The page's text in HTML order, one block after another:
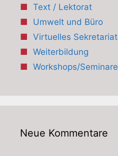
Text / Lektorat
Umwelt und Büro
Virtuelles Sekretariat
Weiterbildung
Workshops/Seminare
Neue Kommentare